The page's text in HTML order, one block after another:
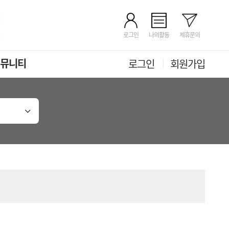
로그인 나의활동 제휴문의
니티 로그인 회원가입